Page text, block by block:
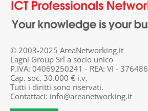
© 2003-2025 AreaNetworking.it
Lagni Group Srl a socio unico
P.IVA: 04069250241 - REA: VI - 376486
Cap. soc. 30.000 € i.v.
Tutti i diritti sono riservati.
Contattaci: info@areanetworking.it